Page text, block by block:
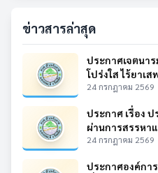
ข่าวสารล่าสุด
ประกาศเจตนา
โปร่งใส ไร้ยาเ
24 กรกฎาคม 2569
ประกาศ เรื่อง
ผ่านการสรรหา
24 กรกฎาคม 2569
ประกาศองค์กา